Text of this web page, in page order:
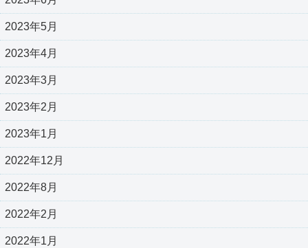
2023年5月
2023年4月
2023年3月
2023年2月
2023年1月
2022年12月
2022年8月
2022年2月
2022年1月